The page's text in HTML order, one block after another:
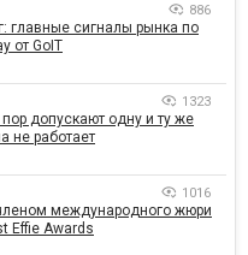
886
главные сигналы рынка по
от GoIT
1323
допускают одну и ту же
не работает
1016
международного жюри
Effie Awards